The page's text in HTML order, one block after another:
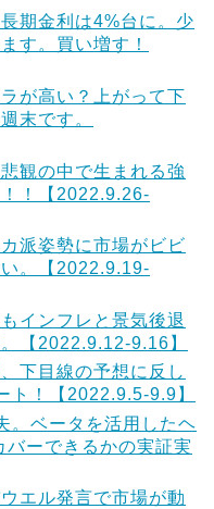
期金利は4%台に。少
す。買い増す！
が高い？上がって下
末です。
観の中で生まれる強
！【2022.9.26-
派姿勢に市場がビビ
。【2022.9.19-
インフレと景気後退
【2022.9.12-9.16】
下目線の予想に反し
ト！【2022.9.5-9.9】
。ベータを活用したヘ
ーできるかの実証実
エル発言で市場が動